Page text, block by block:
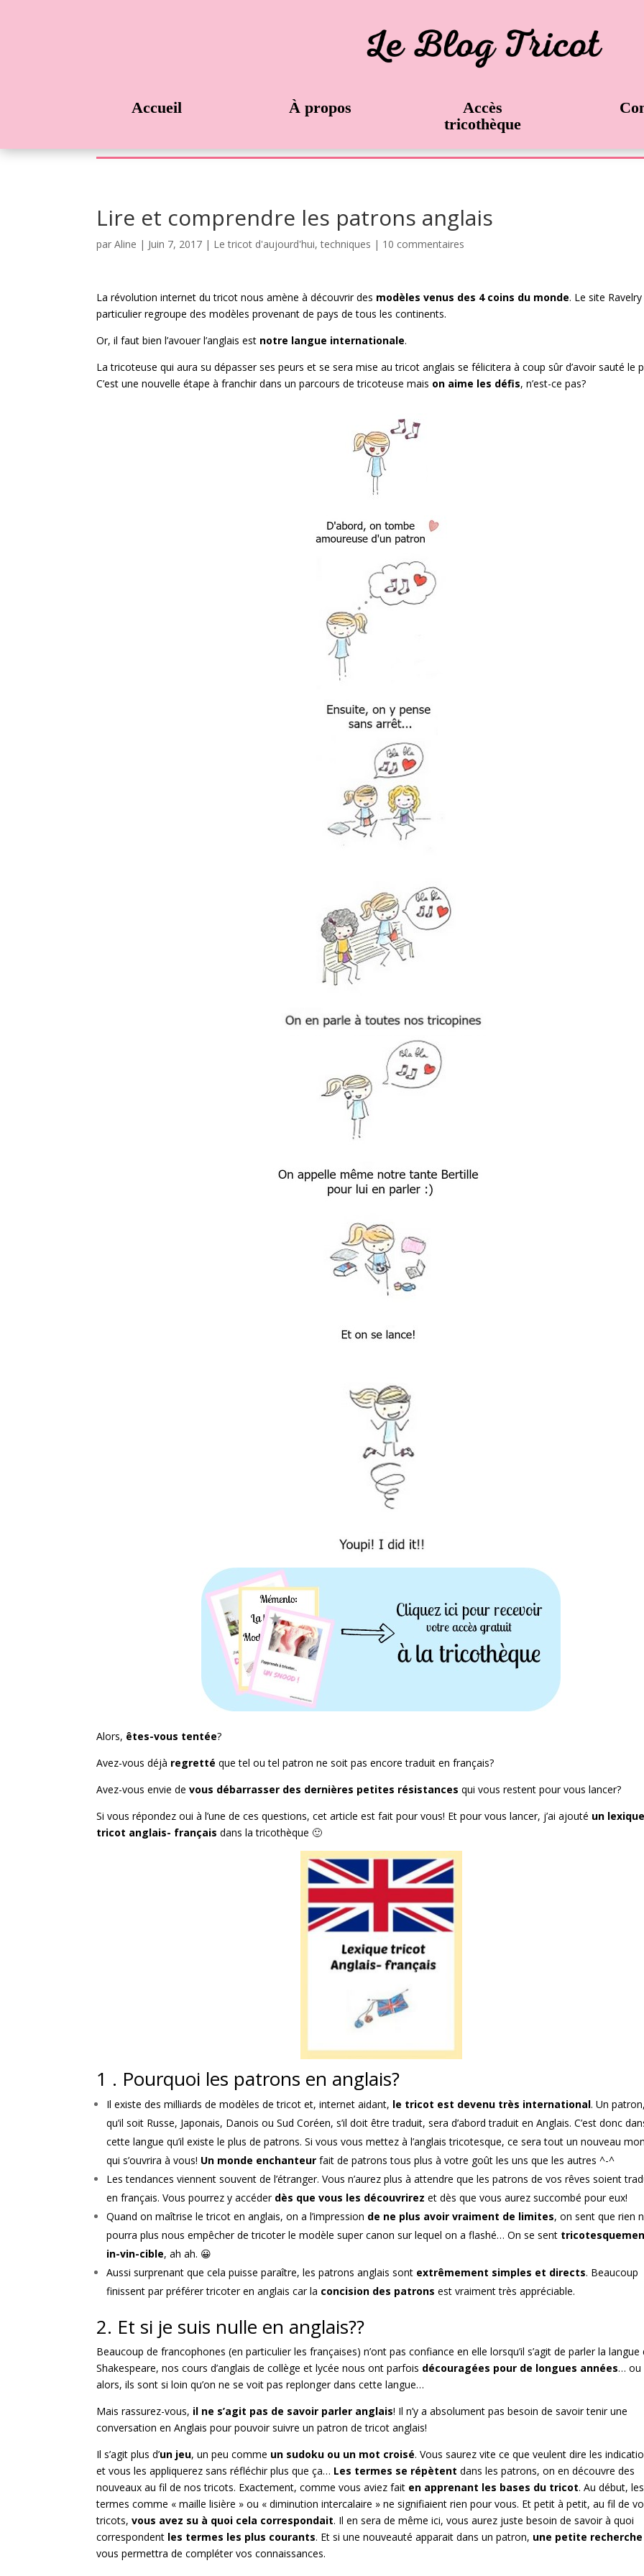
Accueil À propos
Accès
tricothèque
Lire et comprendre les patrons anglais
parAline | Juin 7, 2017 | Le tricot d'aujourd'hui,techniques | 10 commentaires
La révolution internet du tricot nous amène à découvrir des modèles venus des 4 coins du monde. Le site Ravelry
particulier regroupe des modèles provenant de pays de tous les continents.
Or, il faut bien l’avouer l’anglais est notre langue internationale.
La tricoteuse qui aura su dépasser ses peurs et se sera mise au tricot anglais se félicitera à coup sûr d’avoir sauté le
C’est une nouvelle étape à franchir dans un parcours de tricoteuse mais on aime les défis, n’est-ce pas?
Alors, êtes-vous tentée?
Avez-vous déjà regretté que tel ou tel patron ne soit pas encore traduit en français?
Avez-vous envie de vous débarrasser des dernières petites résistances qui vous restent pour vous lancer?
Si vous répondez oui à l’une de ces questions, cet article est fait pour vous! Et pour vous lancer, j’ai ajouté un
tricot anglais- français dans la tricothèque 🙂
1 . Pourquoi les patrons en anglais?
Il existe des milliards de modèles de tricot et, internet aidant, le tricot est devenu très international. Un
qu’il soit Russe, Japonais, Danois ou Sud Coréen, s’il doit être traduit, sera d’abord traduit en Anglais. C’est donc
cette langue qu’il existe le plus de patrons. Si vous vous mettez à l’anglais tricotesque, ce sera tout un nouveau
qui s’ouvrira à vous! Un monde enchanteur fait de patrons tous plus à votre goût les uns que les autres ^-^
Les tendances viennent souvent de l’étranger. Vous n’aurez plus à attendre que les patrons de vos rêves soient
en français. Vous pourrez y accéder dès que vous les découvrirez et dès que vous aurez succombé pour eux!
Quand on maîtrise le tricot en anglais, on a l’impression de ne plus avoir vraiment de limites, on sent que rien
pourra plus nous empêcher de tricoter le modèle super canon sur lequel on a flashé… On se sent
in-vin-cible, ah ah. 😀
Aussi surprenant que cela puisse paraître, les patrons anglais sont extrêmement simples et directs. Beaucoup
finissent par préférer tricoter en anglais car la concision des patrons est vraiment très appréciable.
2. Et si je suis nulle en anglais??
Beaucoup de francophones (en particulier les françaises) n’ont pas confiance en elle lorsqu’il s’agit de parler la langue
Shakespeare, nos cours d’anglais de collège et lycée nous ont parfois découragées pour de longues années… ou
alors, ils sont si loin qu’on ne se voit pas replonger dans cette langue…
Mais rassurez-vous, il ne s’agit pas de savoir parler anglais! Il n’y a absolument pas besoin de savoir tenir une
conversation en Anglais pour pouvoir suivre un patron de tricot anglais!
Il s’agit plus d’un jeu, un peu comme un sudoku ou un mot croisé. Vous saurez vite ce que veulent dire les
et vous les appliquerez sans réfléchir plus que ça… Les termes se répètent dans les patrons, on en découvre des
nouveaux au fil de nos tricots. Exactement, comme vous aviez fait en apprenant les bases du tricot. Au début, les
termes comme « maille lisière » ou « diminution intercalaire » ne signifiaient rien pour vous. Et petit à petit, au fil de
tricots, vous avez su à quoi cela correspondait. Il en sera de même ici, vous aurez juste besoin de savoir à quoi
correspondent les termes les plus courants. Et si une nouveauté apparait dans un patron, une petite recherche
vous permettra de compléter vos connaissances.